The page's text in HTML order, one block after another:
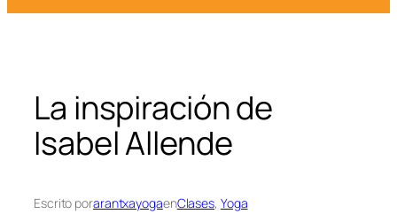
La inspiración de
Isabel Allende
Escrito porarantxayogaenClases, Yoga